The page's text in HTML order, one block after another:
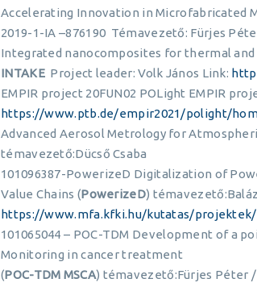
Accelerating Innovation in Microfabricated
2019-1-IA –876190 Témavezető: Fürjes
Integrated nanocomposites for thermal
INTAKE Project leader: Volk János Link:
EMPIR project 20FUN02 POLight EMPIR
https://www.ptb.de/empir2021/polight/
Advanced Aerosol Metrology for
témavezető:Dücső Csaba
101096387-PowerizeD Digitalization of
Value Chains (PowerizeD)
https://www.mfa.kfki.hu/kutatas/
101065044 – POC-TDM Development of a
Monitoring in cancer treatment
(POC-TDM MSCA) témavezető:Fürjes Péter /